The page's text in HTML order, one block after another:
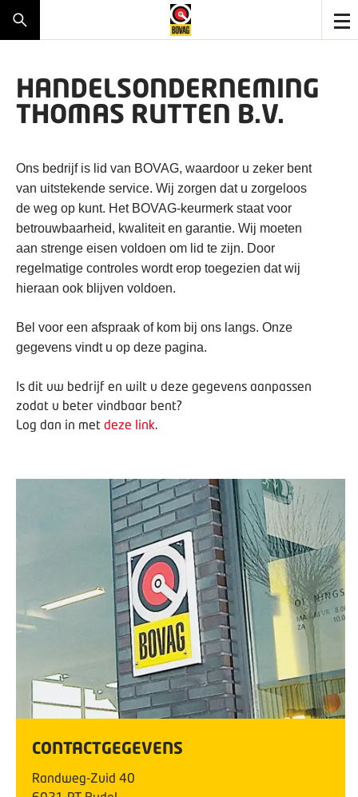
HANDELSONDERNEMING
THOMAS RUTTEN B.V.
Ons bedrijf is lid van BOVAG, waardoor u zeker bent
van uitstekende service. Wij zorgen dat u zorgeloos
de weg op kunt. Het BOVAG-keurmerk staat voor
betrouwbaarheid, kwaliteit en garantie. Wij moeten
aan strenge eisen voldoen om lid te zijn. Door
regelmatige controles wordt erop toegezien dat wij
hieraan ook blijven voldoen.
Bel voor een afspraak of kom bij ons langs. Onze
gegevens vindt u op deze pagina.
Is dit uw bedrijf en wilt u deze gegevens aanpassen
zodat u beter vindbaar bent?
Log dan in met deze link.
CONTACTGEGEVENS
Randweg-Zuid 40